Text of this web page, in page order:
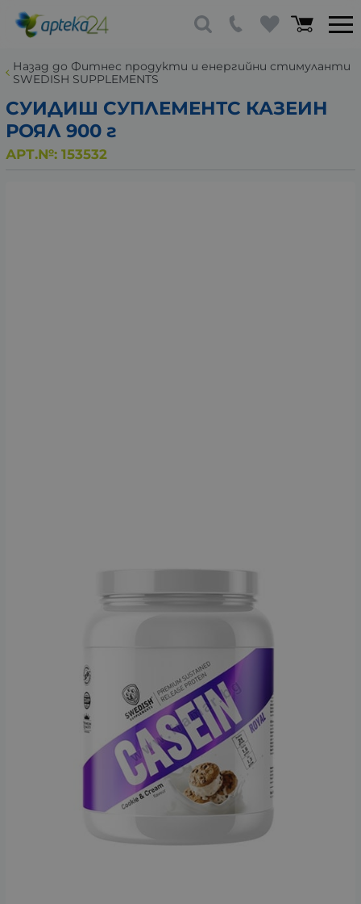
Назад до Фитнес продукти и енергийни стимуланти
SWEDISH SUPPLEMENTS
СУИДИШ СУПЛЕМЕНТС КАЗЕИН
РОЯЛ 900 г
АРТ.№: 153532